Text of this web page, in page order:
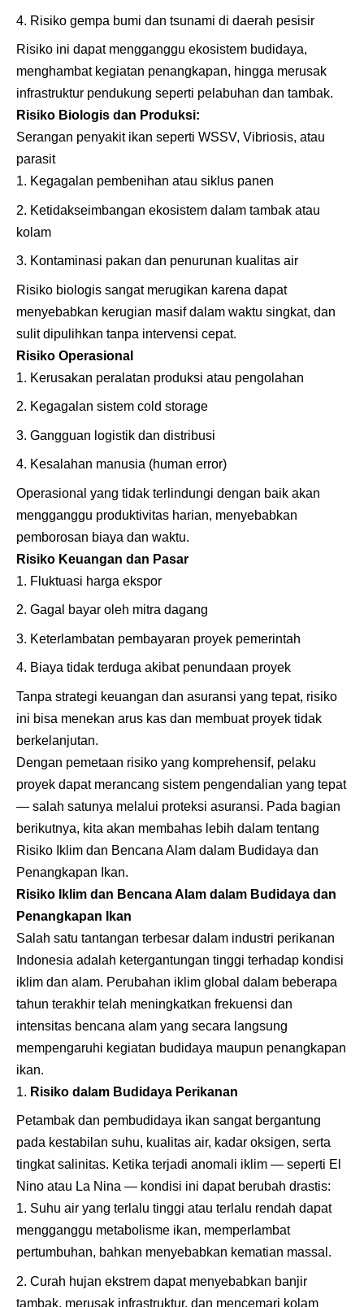
Risiko gempa bumi dan tsunami di daerah pesisir
Risiko ini dapat mengganggu ekosistem budidaya,
menghambat kegiatan penangkapan, hingga merusak
infrastruktur pendukung seperti pelabuhan dan tambak.
Risiko Biologis dan Produksi:
Serangan penyakit ikan seperti WSSV, Vibriosis, atau
parasit
Kegagalan pembenihan atau siklus panen
Ketidakseimbangan ekosistem dalam tambak atau
kolam
Kontaminasi pakan dan penurunan kualitas air
Risiko biologis sangat merugikan karena dapat
menyebabkan kerugian masif dalam waktu singkat, dan
sulit dipulihkan tanpa intervensi cepat.
Risiko Operasional
Kerusakan peralatan produksi atau pengolahan
Kegagalan sistem cold storage
Gangguan logistik dan distribusi
Kesalahan manusia (human error)
Operasional yang tidak terlindungi dengan baik akan
mengganggu produktivitas harian, menyebabkan
pemborosan biaya dan waktu.
Risiko Keuangan dan Pasar
Fluktuasi harga ekspor
Gagal bayar oleh mitra dagang
Keterlambatan pembayaran proyek pemerintah
Biaya tidak terduga akibat penundaan proyek
Tanpa strategi keuangan dan asuransi yang tepat, risiko
ini bisa menekan arus kas dan membuat proyek tidak
berkelanjutan.
Dengan pemetaan risiko yang komprehensif, pelaku
proyek dapat merancang sistem pengendalian yang tepat
— salah satunya melalui proteksi asuransi. Pada bagian
berikutnya, kita akan membahas lebih dalam tentang
Risiko Iklim dan Bencana Alam dalam Budidaya dan
Penangkapan Ikan.
Risiko Iklim dan Bencana Alam dalam Budidaya dan
Penangkapan Ikan
Salah satu tantangan terbesar dalam industri perikanan
Indonesia adalah ketergantungan tinggi terhadap kondisi
iklim dan alam. Perubahan iklim global dalam beberapa
tahun terakhir telah meningkatkan frekuensi dan
intensitas bencana alam yang secara langsung
mempengaruhi kegiatan budidaya maupun penangkapan
ikan.
Risiko dalam Budidaya Perikanan
Petambak dan pembudidaya ikan sangat bergantung
pada kestabilan suhu, kualitas air, kadar oksigen, serta
tingkat salinitas. Ketika terjadi anomali iklim — seperti El
Nino atau La Nina — kondisi ini dapat berubah drastis:
Suhu air yang terlalu tinggi atau terlalu rendah dapat
mengganggu metabolisme ikan, memperlambat
pertumbuhan, bahkan menyebabkan kematian massal.
Curah hujan ekstrem dapat menyebabkan banjir
tambak, merusak infrastruktur, dan mencemari kolam